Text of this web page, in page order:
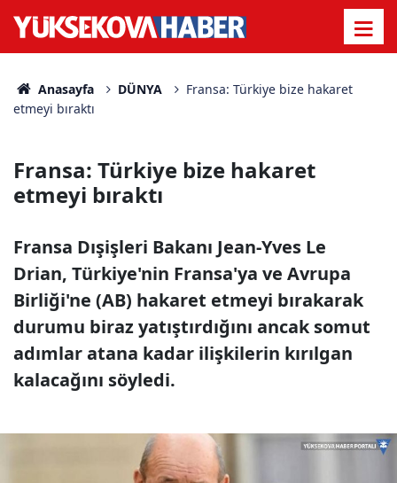
Anasayfa DÜNYA
Fransa: Türkiye bize hakaret
etmeyi bıraktı
Fransa: Türkiye bize hakaret
etmeyi bıraktı
Fransa Dışişleri Bakanı Jean-Yves Le
Drian, Türkiye'nin Fransa'ya ve Avrupa
Birliği'ne (AB) hakaret etmeyi bırakarak
durumu biraz yatıştırdığını ancak somut
adımlar atana kadar ilişkilerin kırılgan
kalacağını söyledi.